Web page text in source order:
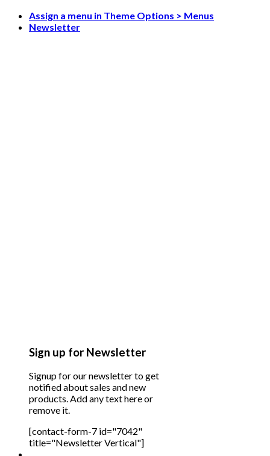
Skip
Assign a menu in Theme Options > Menus
Newsletter
Sign up for Newsletter
Signup for our newsletter to get
notified about sales and new
products. Add any text here or
remove it.
[contact-form-7 id="7042"
title="Newsletter Vertical"]